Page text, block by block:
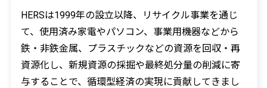
HERSは1999年の設立以降、リサイクル事業を通じ
て、使用済み家電やパソコン、事業用機器などから
鉄・非鉄金属、プラスチックなどの資源を回収・再
資源化し、新規資源の採掘や最終処分量の削減に寄
与することで、循環型経済の実現に貢献してきまし